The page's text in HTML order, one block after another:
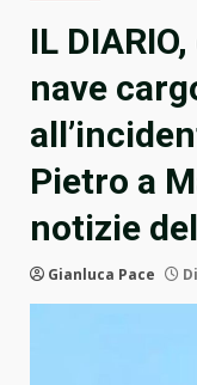
IL
nave
Pietro a
notizie
Gianluca Pace